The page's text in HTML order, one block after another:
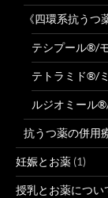
《四環系抗うつ
テシプール®/
テトラミド®/
ルジオミール
抗うつ薬の併用
妊娠とお薬 (1)
授乳とお薬につい